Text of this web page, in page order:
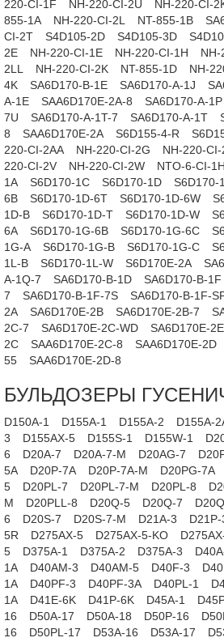
220-CI-1F
NH-220-CI-2U NH-220-CI-
855-1A
NH-220-CI-2L NT-855-1B
CI-2T
S4D105-2D S4D105-3D
2E
NH-220-CI-1E NH-220-CI-1H NH-
2LL
NH-220-CI-2K NT-855-1D NH-
4K
SA6D170-B-1E SA6D170-A-1J
A-1E
SAA6D170E-2A-8 SA6D170-A-1P
7U
SA6D170-A-1T-7 SA6D170-A-1T
8
SAA6D170E-2A S6D155-4-R
220-CI-2AA
NH-220-CI-2G NH-220-CI-
220-CI-2V
NH-220-CI-2W NTO-6-CI-1H
1A
S6D170-1C S6D170-1D S6D170-
6B
S6D170-1D-6T S6D170-1D-6W
1D-B
S6D170-1D-T S6D170-1D-W
6A
S6D170-1G-6B S6D170-1G-6C
1G-A
S6D170-1G-B S6D170-1G-C
1L-B
S6D170-1L-W S6D170E-2A
A-1Q-7
SA6D170-B-1D SA6D170-B-1F
7
SA6D170-B-1F-7S SA6D170-B-1F-
2A
SA6D170E-2B SA6D170E-2B-7
2C-7
SA6D170E-2C-WD SA6D170E-2E
2C
SAA6D170E-2C-8 SAA6D170E-2D
55
SAA6D170E-2D-8
БУЛЬДОЗЕРЫ
D150A-1 D155A-1 D155A-2 D155A-
3
D155AX-5 D155S-1 D155W-1
6
D20A-7 D20A-7-M D20AG-7
5A
D20P-7A D20P-7A-M D20PG-7A
5
D20PL-7 D20PL-7-M D20PL-8
M
D20PLL-8 D20Q-5 D20Q-7
6
D20S-7 D20S-7-M D21A-3 D21P-
5R
D275AX-5 D275AX-5-KO
5
D375A-1 D375A-2 D375A-3
1A
D40AM-3 D40AM-5 D40F-3
1A
D40PF-3 D40PF-3A D40PL-1
1A
D41E-6K D41P-6K D45A-1
16
D50A-17 D50A-18 D50P-16
16
D50PL-17 D53A-16 D53A-17